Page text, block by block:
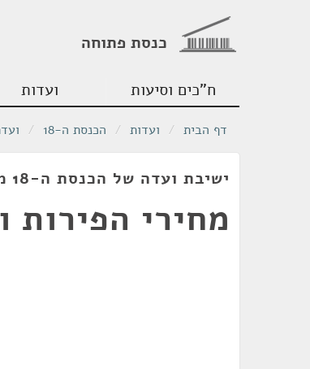
כנסת פתוחה
ח"כים וסיעות ועדות
דף הבית / ועדות / הכנסת ה-18 /
ישיבת ועדה של הכנסת ה-18 מתאריך 03/01/2012
מחירי הפירות